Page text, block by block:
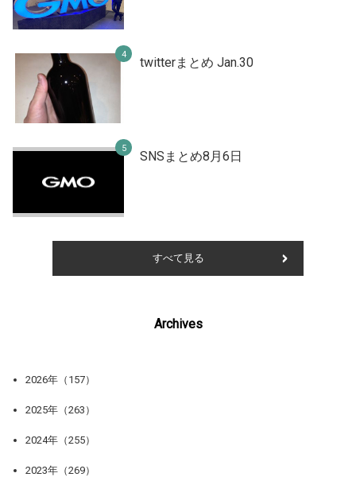
twitterまとめ Jan.30
SNSまとめ8月6日
すべて見る
Archives
2026年（157）
2025年（263）
2024年（255）
2023年（269）